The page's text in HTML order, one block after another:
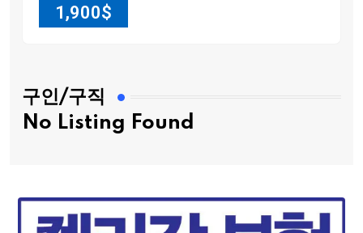
1,900$
구인/구직
No Listing Found